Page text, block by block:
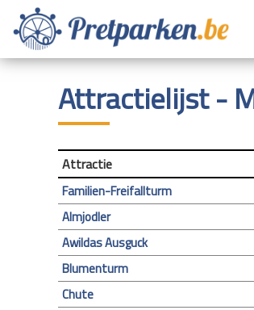
Attractielijst -
Attractie
Familien-Freifallturm
Almjodler
Awildas Ausguck
Blumenturm
Chute